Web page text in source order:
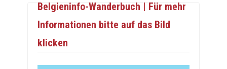
Belgieninfo-Wanderbuch | Für mehr
Informationen bitte auf das Bild
klicken